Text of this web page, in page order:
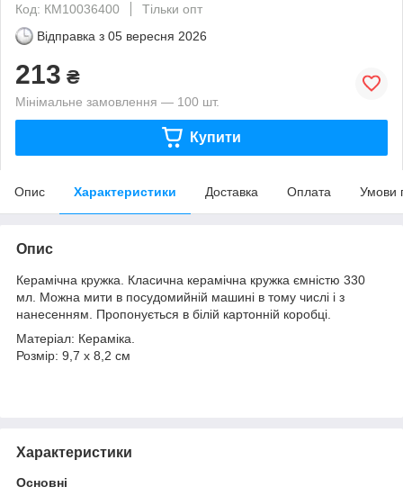
Код: КМ10036400
Тільки опт
Відправка з 05 вересня 2026
213 ₴
Мінімальне замовлення — 100 шт.
Купити
Опис Характеристики Доставка Оплата Умови
Опис
Керамічна кружка. Класична керамічна кружка ємністю 330
мл. Можна мити в посудомийній машині в тому числі і з
нанесенням. Пропонується в білій картонній коробці.
Матеріал: Кераміка.
Розмір: 9,7 x 8,2 cм
Характеристики
Основні